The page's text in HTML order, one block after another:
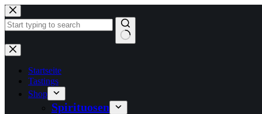
Zum
Inhalt
springen
Keine
Ergebnisse
Startseite
Tastings
Shop
Spirituosen